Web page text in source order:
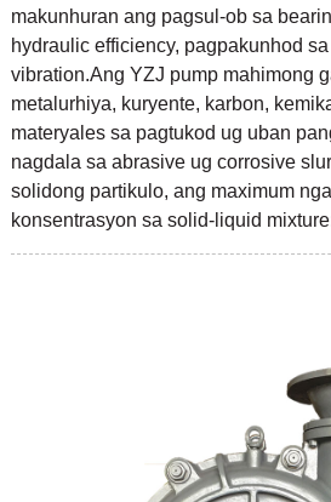
makunhuran ang pagsul-ob sa
hydraulic efficiency, pagpakunhod
vibration.Ang YZJ pump mahimong
metalurhiya, kuryente, karbon,
materyales sa pagtukod ug uban
nagdala sa abrasive ug corrosive
solidong partikulo, ang maximum
konsentrasyon sa solid-liquid